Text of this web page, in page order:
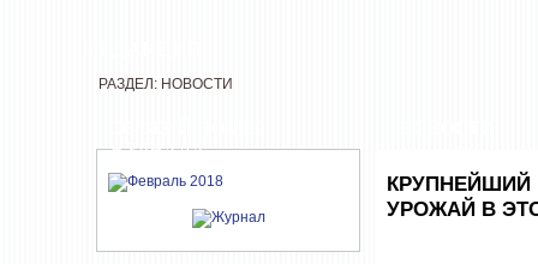
ЖУРНАЛА
РАЗДЕЛ: НОВОСТИ
КРУПНЕЙШИЙ
УРОЖАЙ В